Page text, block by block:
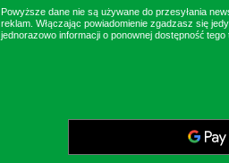
Powyższe dane nie są używane do przesyłania
reklam. Włączając powiadomienie zgadzasz się
jednorazowo informacji o ponownej dostępność tego